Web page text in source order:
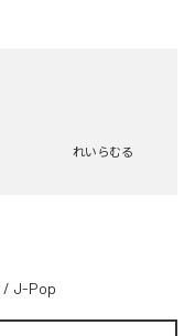
れいらむる
/ J-Pop